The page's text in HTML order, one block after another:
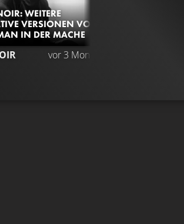
WEITERE
VERSIONEN VON
IN DER MACHE
vor 3 Monaten